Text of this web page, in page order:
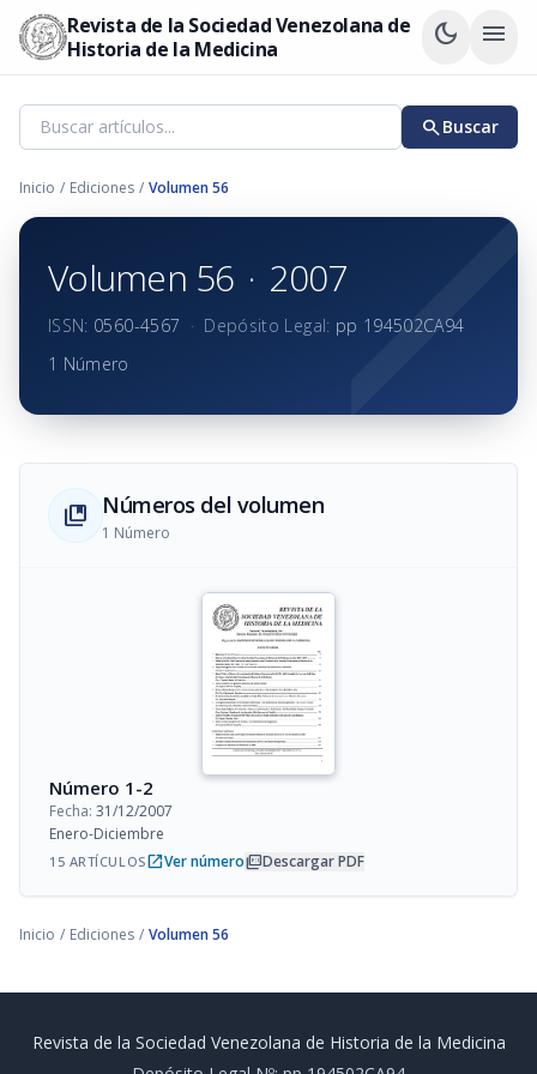
Revista de la Sociedad Venezolana de
Historia de la Medicina
dark_mode menu
searchBuscar
Inicio / Ediciones / Volumen 56
Volumen 56 · 2007
ISSN: 0560-4567 · Depósito Legal: pp 194502CA94
1 Número
collections_bookmark Números del volumen
1 Número
Número 1-2
Fecha: 31/12/2007
Enero-Diciembre
15 ARTÍCULOSopen_in_newVer númeropicture_as_pdfDescargar PDF
Inicio / Ediciones / Volumen 56
Revista de la Sociedad Venezolana de Historia de la Medicina